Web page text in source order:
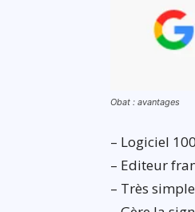
Obat : avantages
– Logiciel
– Editeur
– Très